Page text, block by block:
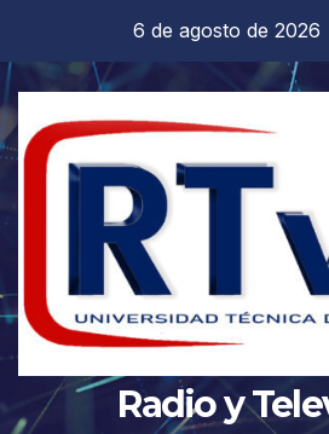
contenido
6 de agosto de 2026
Radio y